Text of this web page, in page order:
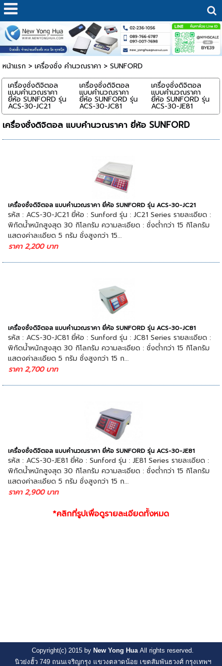
หน้าแรก> เครื่องชั่ง คำนวณราคา> SUNFORD
เครื่องชั่งดิจิตอล
แบบคำนวณราคา
ยี่ห้อ SUNFORD รุ่น
ACS-30-JC21
เครื่องชั่งดิจิตอล
แบบคำนวณราคา
ยี่ห้อ SUNFORD รุ่น
ACS-30-JC81
เครื่องชั่งดิจิตอล
แบบคำนวณราคา
ยี่ห้อ SUNFORD รุ่น
ACS-30-JE81
เครื่องชั่งดิจิตอล แบบคำนวณราคา ยี่ห้อ SUNFORD
เครื่องชั่งดิจิตอล แบบคำนวณราคา ยี่ห้อ SUNFORD รุ่น ACS-30-JC21
รหัส : ACS-30-JC21 ยี่ห้อ : Sunford รุ่น : JC21 Series รายละเอียด :
พิกัดน้ำหนักสูงสุด 30 กิโลกรัม ความละเอียด : ชั่งต่ำกว่า 15 กิโลกรัม
แสดงค่าละเอียด 5 กรัม ชั่งสูงกว่า 15...
ราคา 2,200 บาท
เครื่องชั่งดิจิตอล แบบคำนวณราคา ยี่ห้อ SUNFORD รุ่น ACS-30-JC81
รหัส : ACS-30-JC81 ยี่ห้อ : Sunford รุ่น : JC81 Series รายละเอียด :
พิกัดน้ำหนักสูงสุด 30 กิโลกรัม ความละเอียด : ชั่งต่ำกว่า 15 กิโลกรัม
แสดงค่าละเอียด 5 กรัม ชั่งสูงกว่า 15 ก...
ราคา 2,700 บาท
เครื่องชั่งดิจิตอล แบบคำนวณราคา ยี่ห้อ SUNFORD รุ่น ACS-30-JE81
รหัส : ACS-30-JE81 ยี่ห้อ : Sunford รุ่น : JE81 Series รายละเอียด :
พิกัดน้ำหนักสูงสุด 30 กิโลกรัม ความละเอียด : ชั่งต่ำกว่า 15 กิโลกรัม
แสดงค่าละเอียด 5 กรัม ชั่งสูงกว่า 15 ก...
ราคา 2,900 บาท
*คลิกที่รูปเพื่อดูรายละเอียดทั้งหมด
Copyright(c) 2015 by New Yong HuaAll rights reserved.
นิวย่งฮั้ว 749 ถนนเจริญกรุง แขวงตลาดน้อย เขตสัมพันธวงศ์ กรุงเทพฯ